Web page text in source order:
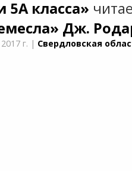
5А класса»
Дж.
г. | Свердловская